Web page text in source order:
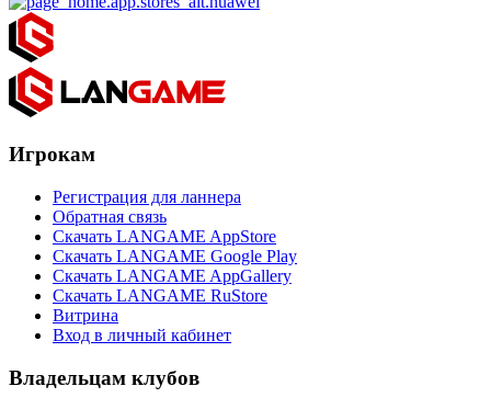
Игрокам
Регистрация для ланнера
Обратная связь
Скачать LANGAME AppStore
Скачать LANGAME Google Play
Скачать LANGAME AppGallery
Скачать LANGAME RuStore
Витрина
Вход в личный кабинет
Владельцам клубов